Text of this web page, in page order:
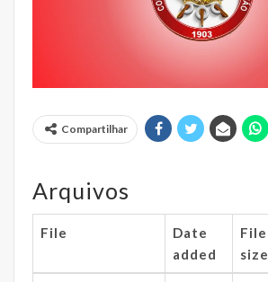
Compartilhar
Arquivos
File
Date
added
File
size